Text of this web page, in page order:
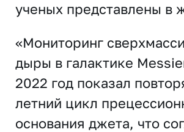
ученых представлены в
«Мониторинг
дыры в галактике
2022 год показал
летний цикл
основания джета, что